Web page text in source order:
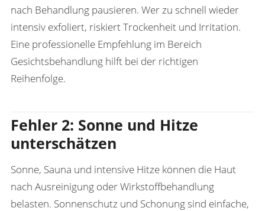
nach Behandlung pausieren. Wer zu schnell wieder
intensiv exfoliert, riskiert Trockenheit und Irritation.
Eine professionelle Empfehlung im Bereich
Gesichtsbehandlung hilft bei der richtigen
Reihenfolge.
Fehler 2: Sonne und Hitze
unterschätzen
Sonne, Sauna und intensive Hitze können die Haut
nach Ausreinigung oder Wirkstoffbehandlung
belasten. Sonnenschutz und Schonung sind einfache,